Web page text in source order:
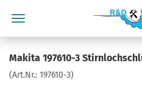
Makita 197610-3
(Art.Nr.: 197610-3)